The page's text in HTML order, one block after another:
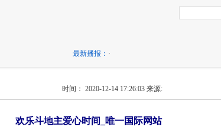
最新播报： ·
时间： 2020-12-14 17:26:03 来源:
欢乐斗地主爱心时间_唯一国际网站